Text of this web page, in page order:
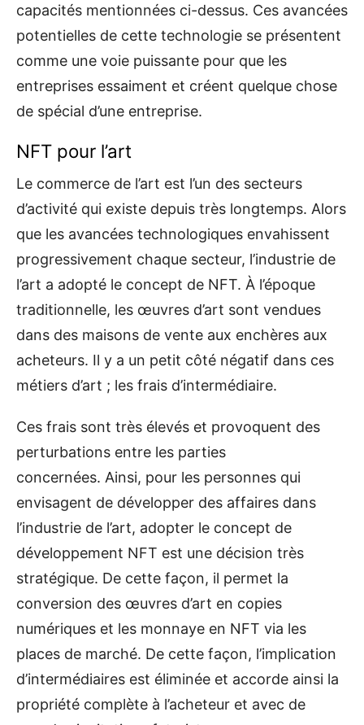
capacités mentionnées ci-dessus. Ces avancées
potentielles de cette technologie se présentent
comme une voie puissante pour que les
entreprises essaiment et créent quelque chose
de spécial d’une entreprise.
NFT pour l’art
Le commerce de l’art est l’un des secteurs
d’activité qui existe depuis très longtemps. Alors
que les avancées technologiques envahissent
progressivement chaque secteur, l’industrie de
l’art a adopté le concept de NFT. À l’époque
traditionnelle, les œuvres d’art sont vendues
dans des maisons de vente aux enchères aux
acheteurs. Il y a un petit côté négatif dans ces
métiers d’art ; les frais d’intermédiaire.
Ces frais sont très élevés et provoquent des
perturbations entre les parties
concernées. Ainsi, pour les personnes qui
envisagent de développer des affaires dans
l’industrie de l’art, adopter le concept de
développement NFT est une décision très
stratégique. De cette façon, il permet la
conversion des œuvres d’art en copies
numériques et les monnaye en NFT via les
places de marché. De cette façon, l’implication
d’intermédiaires est éliminée et accorde ainsi la
propriété complète à l’acheteur et avec de